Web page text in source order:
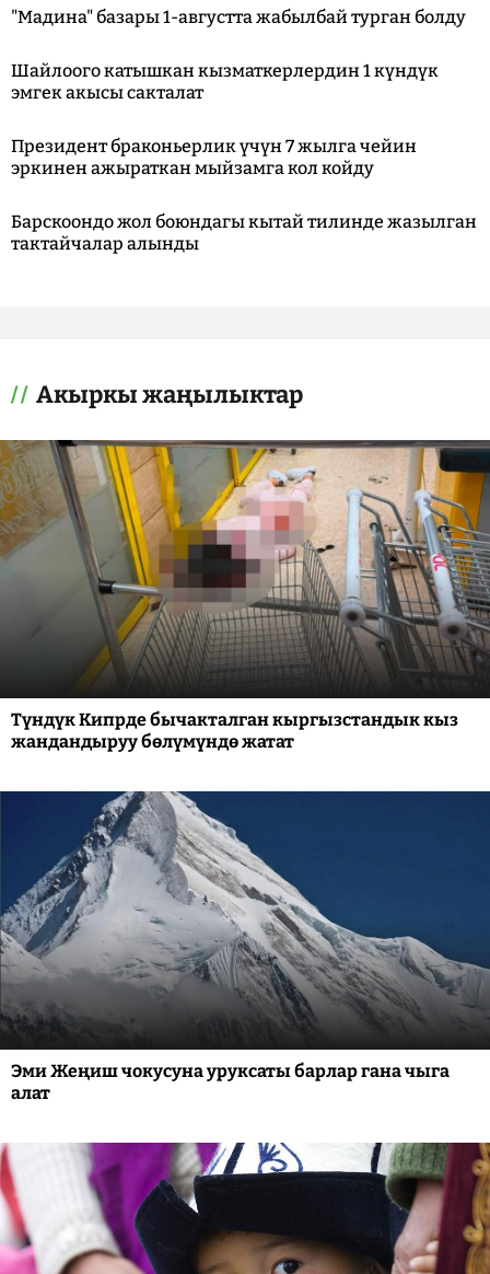
"Мадина" базары 1-августта жабылбай турган болду
Шайлоого катышкан кызматкерлердин 1 күндүк
эмгек акысы сакталат
Президент браконьерлик үчүн 7 жылга чейин
эркинен ажыраткан мыйзамга кол койду
Барскоондо жол боюндагы кытай тилинде жазылган
тактайчалар алынды
Акыркы жаңылыктар
Түндүк Кипрде бычакталган кыргызстандык кыз
жандандыруу бөлүмүндө жатат
Эми Жеңиш чокусуна уруксаты барлар гана чыга
алат